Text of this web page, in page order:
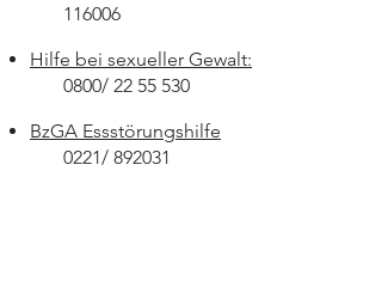
116006​
Hilfe bei sexueller Gewalt:
0800/ 22 55 530
BzGA Essstörungshilfe
0221/ 892031